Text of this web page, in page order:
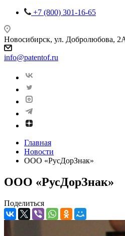
+7 (800) 301-16-65
Новосибирск, ул. Добролюбова,
info@patentof.ru
Главная
Новости
ООО «РусДорЗнак»
ООО «РусДорЗнак»
Поделиться